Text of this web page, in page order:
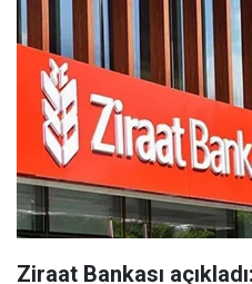
Ziraat Bankası